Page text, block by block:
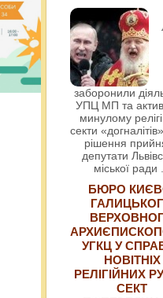
заборонили
УПЦ МП та
минулому
секти
рішення
депутати
міської ради
БЮРО
УГКЦ У
НОВІТНІХ
РЕЛІГІЙНИХ
СЕКТ